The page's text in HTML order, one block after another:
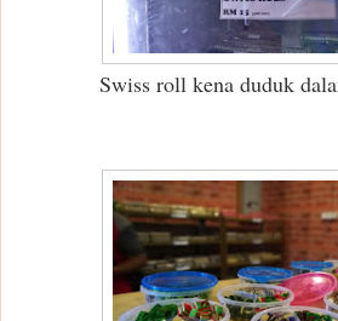
Swiss roll kena duduk